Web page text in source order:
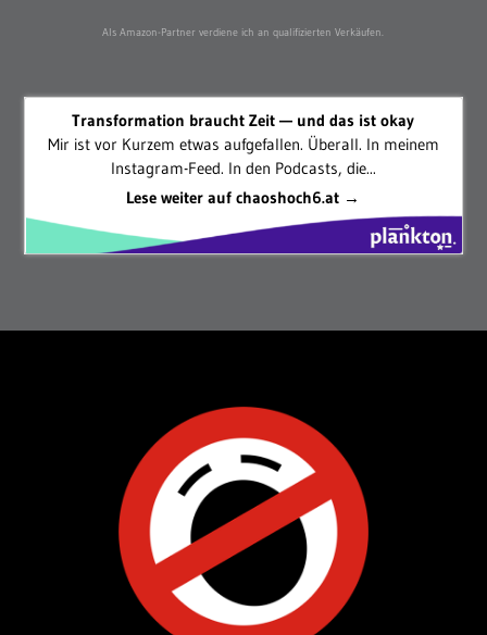
Als Amazon-Partner verdiene ich an qualifizierten Verkäufen.
Transformation braucht Zeit — und das ist okay
Mir ist vor Kurzem etwas aufgefallen. Überall. In meinem
Instagram-Feed. In den Podcasts, die...
Lese weiter auf chaoshoch6.at →